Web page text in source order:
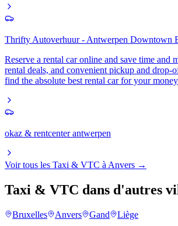
Thrifty Autoverhuur - Antwerpen Downtown
Reserve a rental car online and save time and
rental deals, and convenient pickup and drop-
find the absolute best rental car for your
okaz & rentcenter antwerpen
Voir tous les Taxi & VTC à Anvers →
Taxi & VTC dans d'autres
Bruxelles Anvers Gand Liège